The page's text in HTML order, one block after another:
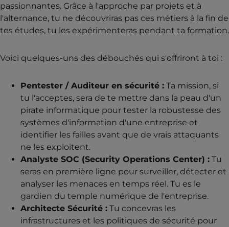
passionnantes. Grâce à l'approche par projets et à
l'alternance, tu ne découvriras pas ces métiers à la fin de
tes études, tu les expérimenteras pendant ta formation.
Voici quelques-uns des débouchés qui s'offriront à toi :
Pentester / Auditeur en sécurité : Ta mission, si
tu l'acceptes, sera de te mettre dans la peau d'un
pirate informatique pour tester la robustesse des
systèmes d'information d'une entreprise et
identifier les failles avant que de vrais attaquants
ne les exploitent.
Analyste SOC (Security Operations Center) : Tu
seras en première ligne pour surveiller, détecter et
analyser les menaces en temps réel. Tu es le
gardien du temple numérique de l'entreprise.
Architecte Sécurité : Tu concevras les
infrastructures et les politiques de sécurité pour